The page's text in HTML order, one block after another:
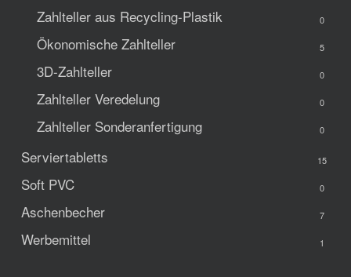
Zahlteller aus Recycling-Plastik 0
Ökonomische Zahlteller 5
3D-Zahlteller 0
Zahlteller Veredelung 0
Zahlteller Sonderanfertigung 0
Serviertabletts 15
Soft PVC 0
Aschenbecher 7
Werbemittel 1